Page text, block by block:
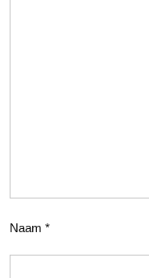
Naam *